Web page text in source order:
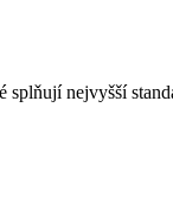
splňují nejvyšší